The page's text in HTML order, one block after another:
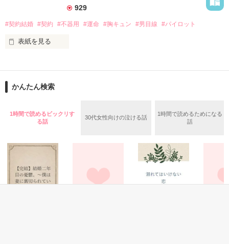
作品を読む
たった一度、出会っただけ。
『お前に興味をもった』
あなたと結婚なんて、したくない。
私はモノじゃない。
929
#契約結婚 #契約 #不器用 #運命 #胸キュン #男目線 #パイロット
表紙を見る
日々仕事に邁進して、
それだけで人生十分幸せだった。
それなのに……
「俺と、結婚してもらえませんか。契約結婚という形で」
かんたん検索
1時間で読めるビックリす
る話
30代女性向けの泣ける話
1時間で読めるためになる
話